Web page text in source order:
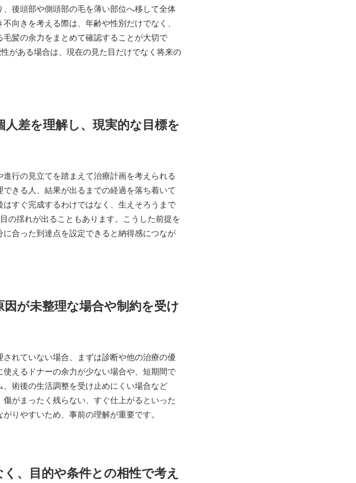
後頭部や側頭部の毛を薄い部位へ移して全体
向きを考える際は、年齢や性別だけでなく、
髪の余力をまとめて確認することが大切で
がある場合は、現在の見た目だけでなく将来の
差を理解し、現実的な目標を
行の見立てを踏まえて治療計画を考えられる
きる人、結果が出るまでの経過を落ち着いて
すぐ完成するわけではなく、生えそろうまで
の揺れが出ることもあります。こうした前提を
合った到達点を設定できると納得感につなが
が未整理な場合や制約を受け
れていない場合、まずは診断や他の治療の優
えるドナーの余力が少ない場合や、短期間で
術後の生活調整を受け止めにくい場合など
がまったく残らない、すぐ仕上がるといった
りやすいため、事前の理解が重要です。
、目的や条件との相性で考え